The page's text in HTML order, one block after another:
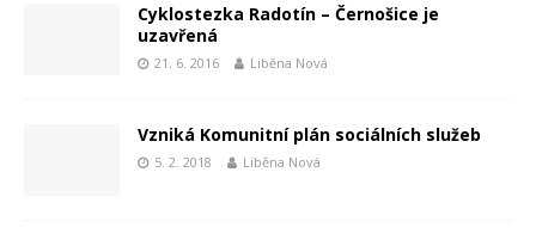
Cyklostezka Radotín – Černošice je
uzavřená
21. 6. 2016 Liběna Nová
Vzniká Komunitní plán sociálních služeb
5. 2. 2018 Liběna Nová